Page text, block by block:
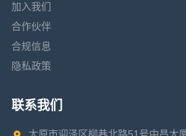
加入我们
合作伙伴
合规信息
隐私政策
联系我们